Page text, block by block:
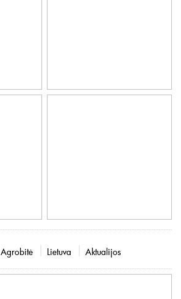
Agrobitė Lietuva Aktualijos